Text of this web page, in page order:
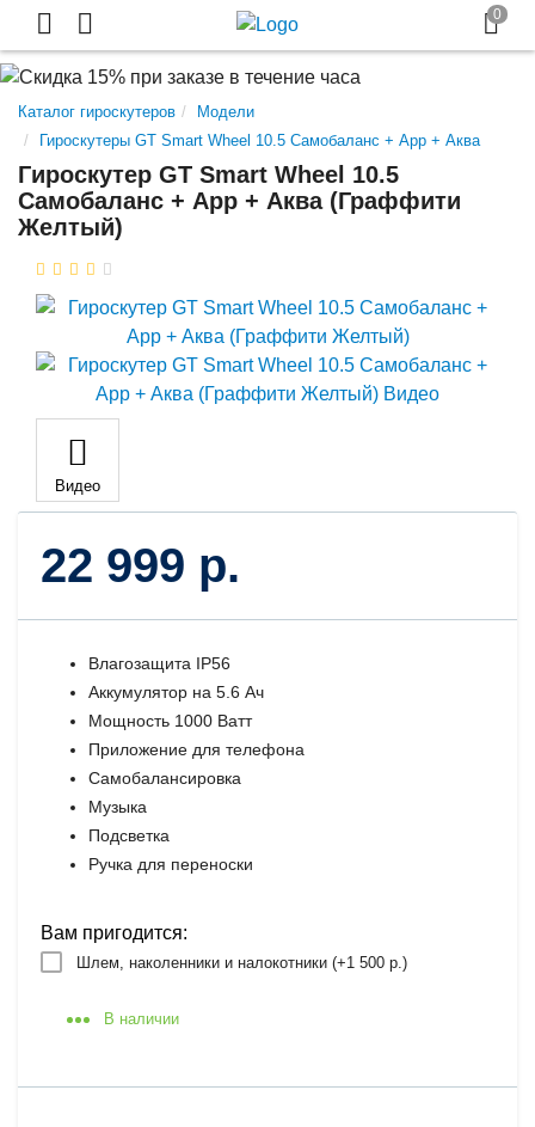
Каталог гироскутеров
Модели
Гироскутеры GT Smart Wheel 10.5 Самобаланс + App + Аква
Гироскутер GT Smart Wheel 10.5
Самобаланс + App + Аква (Граффити
Желтый)
Видео
22 999 р.
Влагозащита IP56
Аккумулятор на 5.6 Ач
Мощность 1000 Ватт
Приложение для телефона
Самобалансировка
Музыка
Подсветка
Ручка для переноски
Вам пригодится:
Шлем, наколенники и налокотники (+1 500 р.)
В наличии